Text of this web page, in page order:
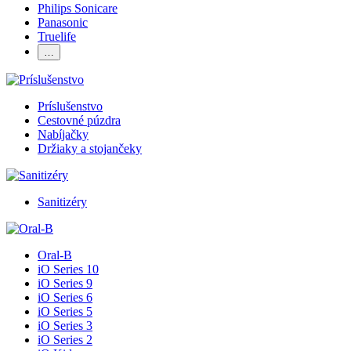
Philips Sonicare
Panasonic
Truelife
…
Príslušenstvo
Cestovné púzdra
Nabíjačky
Držiaky a stojančeky
Sanitizéry
Oral-B
iO Series 10
iO Series 9
iO Series 6
iO Series 5
iO Series 3
iO Series 2